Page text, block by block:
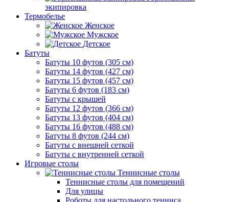
экипировка
Термобелье
Женское
Мужское
Детское
Батуты
Батуты 10 футов (305 см)
Батуты 14 футов (427 см)
Батуты 15 футов (457 см)
Батуты 6 футов (183 см)
Батуты с крышей
Батуты 12 футов (366 см)
Батуты 13 футов (404 см)
Батуты 16 футов (488 см)
Батуты 8 футов (244 см)
Батуты с внешней сеткой
Батуты с внутренней сеткой
Игровые столы
Теннисные столы
Теннисные столы для помещений
Для улицы
Роботы для настольного тенниса